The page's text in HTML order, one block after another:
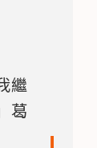
繼
葛